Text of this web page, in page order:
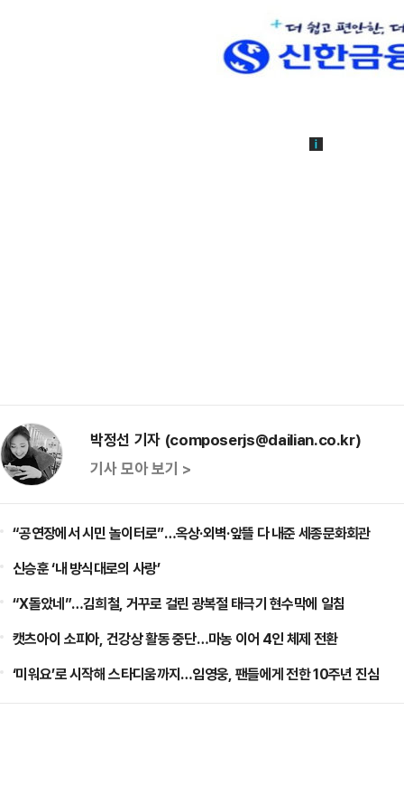
박정선 기자 (composerjs@dailian.co.kr)
기사 모아 보기 >
“공연장에서 시민 놀이터로”…옥상·외벽·앞뜰 다 내준 세종문화회관
신승훈 ‘내 방식대로의 사랑’
“X돌았네”…김희철, 거꾸로 걸린 광복절 태극기 현수막에 일침
캣츠아이 소피아, 건강상 활동 중단…마농 이어 4인 체제 전환
‘미워요’로 시작해 스타디움까지…임영웅, 팬들에게 전한 10주년 진심